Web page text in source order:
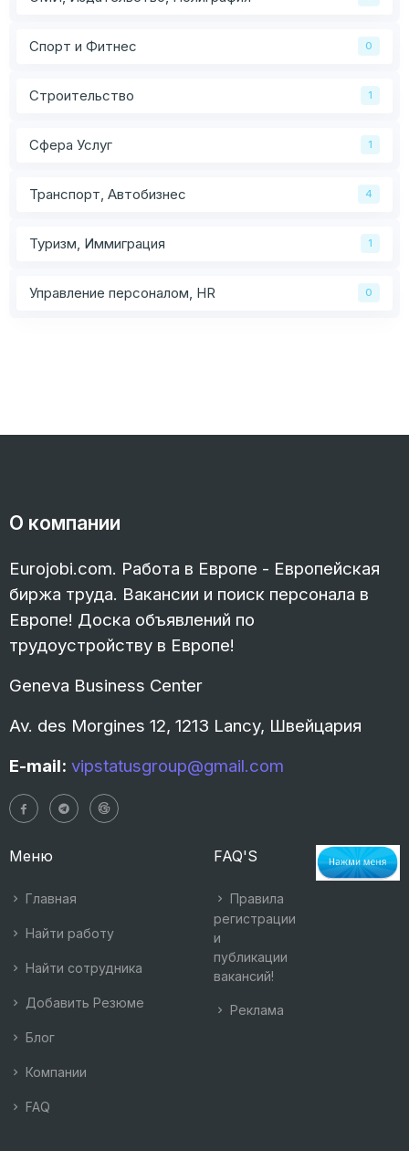
Спорт и Фитнес 0
Строительство 1
Сфера Услуг 1
Транспорт, Автобизнес 4
Туризм, Иммиграция 1
Управление персоналом, HR 0
О компании
Eurojobi.com. Работа в Европе - Европейская
биржа труда. Вакансии и поиск персонала в
Европе! Доска объявлений по
трудоустройству в Европе!
Geneva Business Center
Av. des Morgines 12, 1213 Lancy, Швейцария
E-mail: vipstatusgroup@gmail.com
Меню
Главная
Найти работу
Найти сотрудника
Добавить Резюме
Блог
Компании
FAQ
FAQ'S
Правила
регистрации
и
публикации
вакансий!
Реклама